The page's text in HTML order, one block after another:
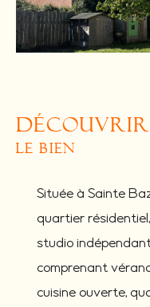
découvrir
le bien
Située à Sainte
quartier
studio
comprenant
cuisine ouverte,